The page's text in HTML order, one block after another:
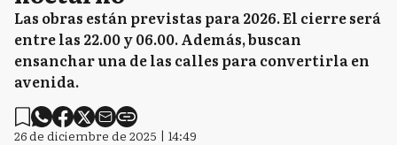
Las obras están previstas para 2026. El cierre será
entre las 22.00 y 06.00. Además, buscan
ensanchar una de las calles para convertirla en
avenida.
26 de diciembre de 2025 | 14:49